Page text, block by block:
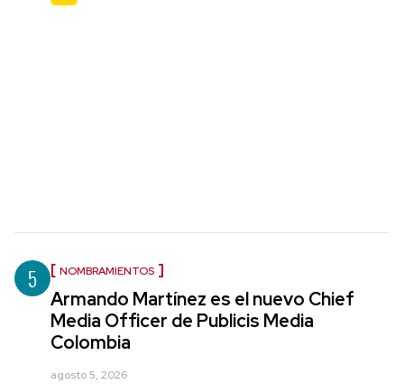
5 NOMBRAMIENTOS
Armando Martínez es el nuevo Chief
Media Officer de Publicis Media
Colombia
agosto 5, 2026